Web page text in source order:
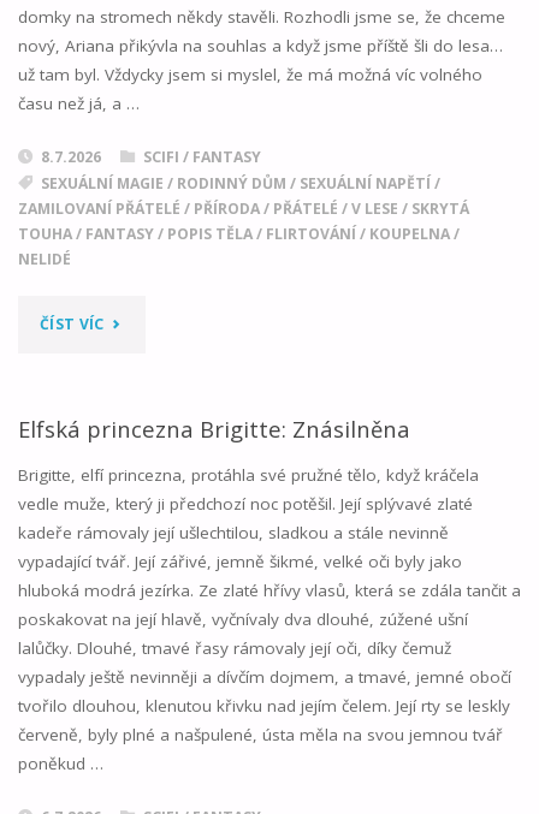
domky na stromech někdy stavěli. Rozhodli jsme se, že chceme
nový, Ariana přikývla na souhlas a když jsme příště šli do lesa…
už tam byl. Vždycky jsem si myslel, že má možná víc volného
času než já, a …
8.7.2026
SCIFI / FANTASY
SEXUÁLNÍ MAGIE / RODINNÝ DŮM / SEXUÁLNÍ NAPĚTÍ /
ZAMILOVANÍ PŘÁTELÉ / PŘÍRODA/ PŘÁTELÉ /V LESE / SKRYTÁ
TOUHA/ FANTASY/ POPIS TĚLA/ FLIRTOVÁNÍ / KOUPELNA/
NELIDÉ
ČÍST VÍC"ZNOVU
LESA
01"
Elfská princezna Brigitte: Znásilněna
Brigitte, elfí princezna, protáhla své pružné tělo, když kráčela
vedle muže, který ji předchozí noc potěšil. Její splývavé zlaté
kadeře rámovaly její ušlechtilou, sladkou a stále nevinně
vypadající tvář. Její zářivé, jemně šikmé, velké oči byly jako
hluboká modrá jezírka. Ze zlaté hřívy vlasů, která se zdála tančit a
poskakovat na její hlavě, vyčnívaly dva dlouhé, zúžené ušní
lalůčky. Dlouhé, tmavé řasy rámovaly její oči, díky čemuž
vypadaly ještě nevinněji a dívčím dojmem, a tmavé, jemné obočí
tvořilo dlouhou, klenutou křivku nad jejím čelem. Její rty se leskly
červeně, byly plné a našpulené, ústa měla na svou jemnou tvář
poněkud …